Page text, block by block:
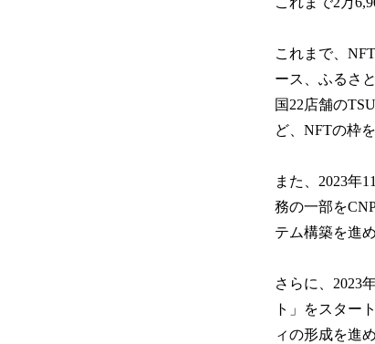
これまで、
ース、ふるさ
国22店舗の
ど、NFTの枠
また、2023年
務の一部を
テム構築を進
さらに、2023
ト」をスター
ィの形成を進